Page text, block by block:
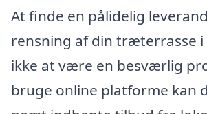
At finde en pålidelig
rensning af din træterrasse i
ikke at være en besværlig
bruge online platforme kan